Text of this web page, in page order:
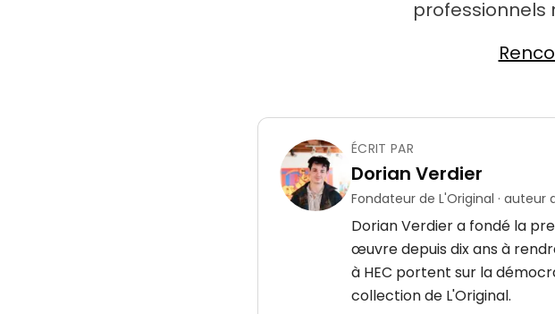
professionnels
ÉCRIT PAR
Dorian Verdier
Fondateur de L'Original ·
Dorian Verdier a fondé la
œuvre depuis dix ans à
à HEC portent sur la
collection de L'Original.